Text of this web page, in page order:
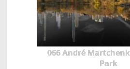
066 André
Park